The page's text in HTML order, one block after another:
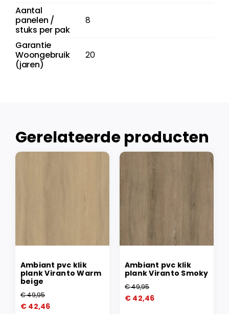
Aantal
panelen /
stuks per pak
8
Garantie
Woongebruik
(jaren)
20
Gerelateerde producten
Ambiant pvc klik
plank Viranto Warm
beige
€49,95
Oorspronkelijke
€ 42,46
Huidige
Ambiant pvc klik
plank Viranto Smoky
€49,95
Oorspronkelijke
€ 42,46
Huidige